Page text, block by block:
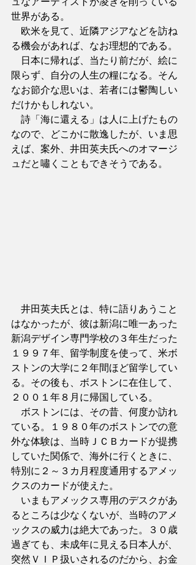
世界がある。
欧米を見て、近隣アジアなどを訪ね
る機会があれば、なお理想的である。
日本に帰れば、当たり前だが、絵に
限らず、自分の人生の糧になる。そん
なお節介な思いは、若者には鬱陶しい
だけかもしれない。
詩「海に還える」は人に上げたもの
なので、どこかに散逸したが、いま思
えば、案外、井田英夫氏へのオマージ
ュだと嘯くこともできそうである。
井田英夫氏とは、特に語りあうこと
はなかったが、彼は新潟に唯一あった
新潟デザイン専門学校の３年生だった
１９９７年、留学制度を使って、米ボ
ストンの大学に２年間ほど留学してい
る。その後も、ボストンに在住して、
２００１年８月に帰国している。
ボストンには、その昔、何度か訪れ
ている。１９８０年のボストンでの意
外な体験は、当時ＪＣＢカードが提携
していた関係で、海外に行くときに、
特別に２～３カ月程度通用するアメッ
クスのカードが使えた。
いまもアメックス専用のデスクがあ
るところは少なくないが、当時のアメ
ックスの威力は絶大であった。３０歳
過ぎても、未成年に見える日本人が、
突然ＶＩＰ扱いされるのだから、お金